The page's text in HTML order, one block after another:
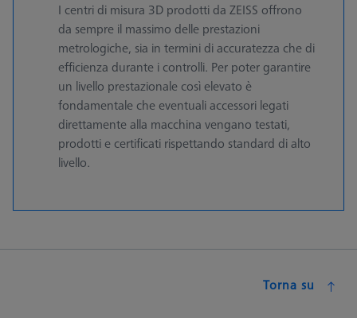
I centri di misura 3D prodotti da ZEISS offrono
da sempre il massimo delle prestazioni
metrologiche, sia in termini di accuratezza che di
efficienza durante i controlli. Per poter garantire
un livello prestazionale così elevato è
fondamentale che eventuali accessori legati
direttamente alla macchina vengano testati,
prodotti e certificati rispettando standard di alto
livello.
Torna su